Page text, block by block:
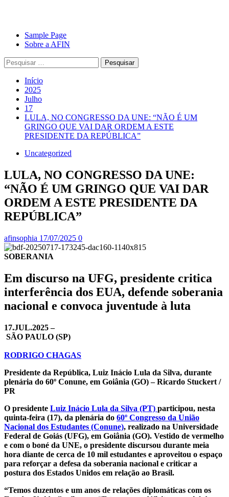
Avançar
para
conteúdo
Primary
Menu
Sample Page
Sobre a AFIN
Pesquisar
por:
Início
2025
Julho
17
LULA, NO CONGRESSO DA UNE: “NÃO É UM
GRINGO QUE VAI DAR ORDEM A ESTE
PRESIDENTE DA REPÚBLICA”
Uncategorized
LULA, NO CONGRESSO DA UNE:
“NÃO É UM GRINGO QUE VAI DAR
ORDEM A ESTE PRESIDENTE DA
REPÚBLICA”
afinsophia 17/07/2025 0
SOBERANIA
Em discurso na UFG, presidente critica
interferência dos EUA, defende soberania
nacional e convoca juventude à luta
17.JUL.2025 –
SÃO PAULO (SP)
RODRIGO CHAGAS
Presidente da República, Luiz Inácio Lula da Silva, durante
plenária do 60º Conune, em Goiânia (GO) – Ricardo Stuckert /
PR
O presidente Luiz Inácio Lula da Silva (PT) participou, nesta
quinta-feira (17), da plenária do 60º Congresso da União
Nacional dos Estudantes (Conune), realizado na Universidade
Federal de Goiás (UFG), em Goiânia (GO). Vestido de vermelho
e com o boné da UNE, o presidente discursou durante meia
hora diante de cerca de 10 mil estudantes e aproveitou o espaço
para reforçar a defesa da soberania nacional e criticar a
postura dos Estados Unidos em relação ao Brasil.
“Temos duzentos e um anos de relações diplomáticas com os